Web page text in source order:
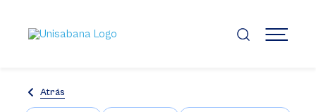
contenido
principal
MENÚ
Atrás